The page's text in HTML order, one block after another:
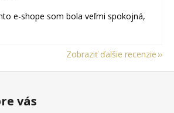
e-shope som bola veľmi spokojná,
Zobraziť ďalšie recenzie
vás